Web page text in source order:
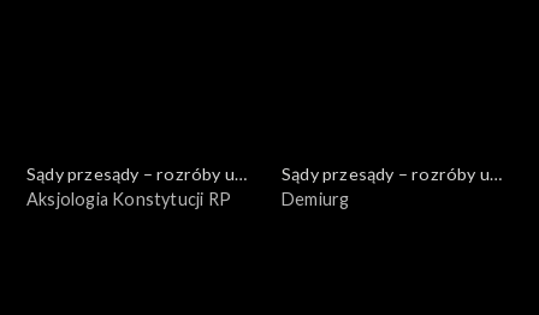
Sądy przesądy – rozróby u
Kuby
Aksjologia Konstytucji RP
Sądy przesądy – rozróby u
Kuby
Demiurg